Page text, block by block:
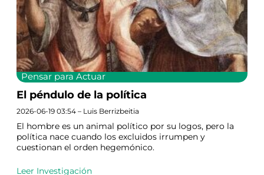
Pensar para Actuar
El péndulo de la política
2026-06-19 03:54 – Luis Berrizbeitia
El hombre es un animal político por su logos, pero la
política nace cuando los excluidos irrumpen y
cuestionan el orden hegemónico.
Leer Investigación